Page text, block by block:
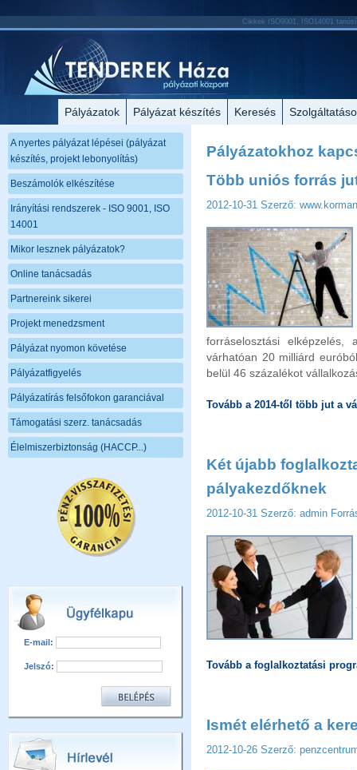
Cikkek ISO9001, ISO14001
Pályázatok Pályázat készítés Keresés
A nyertes pályázat lépései (pályázat
készítés, projekt lebonyolítás)
Beszámolók elkészítése
Irányítási rendszerek - ISO 9001, ISO
14001
Mikor lesznek pályázatok?
Online tanácsadás
Partnereink sikerei
Projekt menedzsment
Pályázat nyomon követése
Pályázatfigyelés
Pályázatírás felsőfokon garanciával
Támogatási szerz. tanácsadás
Élelmiszerbiztonság (HACCP...)
E-mail:
Jelszó:
Pályázatokhoz
Több uniós forrás
2012-10-31 Szerző:
forráselosztási
várhatóan 20 milliárd
belül 46 százalékot
Tovább a 2014-től több jut a
Két újabb
pályakezdőknek
2012-10-31 Szerző: admin
Tovább a foglalkoztatási
Ismét elérhető a
2012-10-26 Szerző: